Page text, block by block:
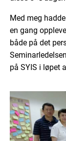
Med meg
en gang
både på det
på SYIS i løpet